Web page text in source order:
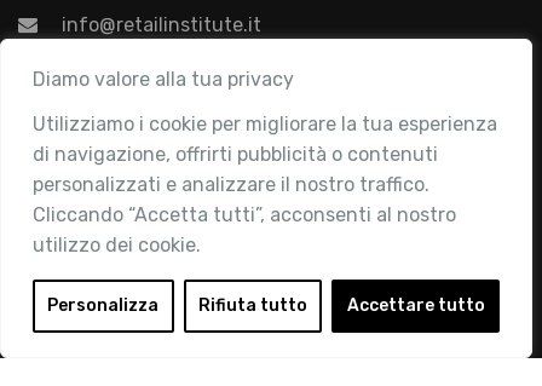
Diamo valore alla tua privacy
Utilizziamo i cookie per migliorare la tua esperienza
di navigazione, offrirti pubblicità o contenuti
personalizzati e analizzare il nostro traffico.
Cliccando “Accetta tutti”, acconsenti al nostro
utilizzo dei cookie.
Personalizza Rifiuta tutto Accettare tutto
info@retailinstitute.it
Associazione
Chi siamo
Attività
Contatti
Area Riservata
Login
Diventa Socio